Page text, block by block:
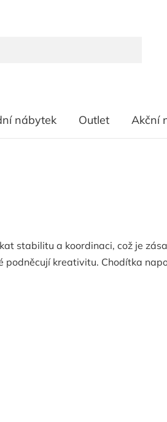
nábytek Outlet Akční
stabilitu a koordinaci, což je
kreativitu. Chodítka